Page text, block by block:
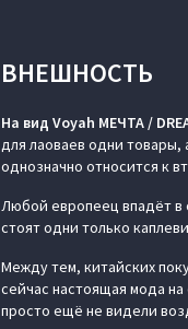
ВНЕШНОСТЬ
На вид Voyah МЕЧТА /
для лаоваев одни товары,
однозначно относится к
Любой европеец впадёт в
стоят одни только
Между тем, китайских
сейчас настоящая мода
просто ещё не видели